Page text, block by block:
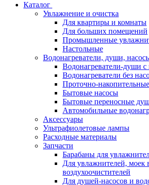
Каталог
Увлажнение и очистка
Для квартиры и комнаты
Для больших помещений
Промышленные
Настольные
Водонагреватели, души,
Водонагреватели-души с
Водонагреватели без
Проточно-
Бытовые насосы
Бытовые переносные
Автомобильные
Аксессуары
Ультрафиолетовые лампы
Расходные материалы
Запчасти
Барабаны для
Для увлажнителей, моек
воздухоочистителей
Для душей-насосов и